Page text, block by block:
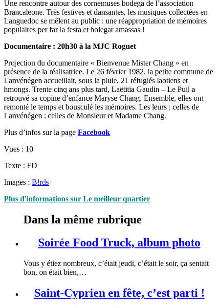
Une rencontre autour des cornemuses bodega de l’association
Brancaleone. Très festives et dansantes, les musiques collectées en
Languedoc se mêlent au public : une réappropriation de mémoires
populaires per far la festa et bolegar amassas !
Documentaire : 20h30 à la MJC Roguet
Projection du documentaire « Bienvenue Mister Chang » en
présence de la réalisatrice. Le 26 février 1982, la petite commune de
Lanvénégen accueillait, sous la pluie, 21 réfugiés laotiens et
hmongs. Trente cinq ans plus tard, Laëtitia Gaudin – Le Puil a
retrouvé sa copine d’enfance Maryse Chang. Ensemble, elles ont
remonté le temps et bousculé les mémoires. Les leurs ; celles de
Lanvénégen ; celles de Monsieur et Madame Chang.
Plus d’infos sur la page Facebook
Vues : 10
Texte : FD
Images : B!rds
Plus d'informations sur Le meilleur quartier
Dans la même rubrique
Soirée Food Truck, album photo
Vous y étiez nombreux, c’était jeudi, c’était le soir, ça sentait
bon, on était bien,…
Saint-Cyprien en fête, c’est parti !